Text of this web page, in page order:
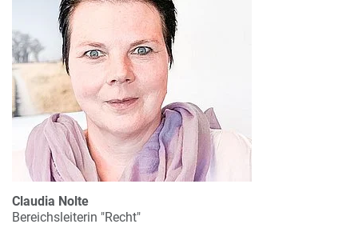
Claudia Nolte
Bereichsleiterin "Recht"